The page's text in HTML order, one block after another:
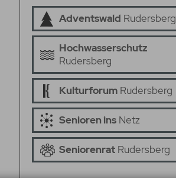
Adventswald Rudersberg
Hochwasserschutz
Rudersberg
Kulturforum Rudersberg
Senioren ins Netz
Seniorenrat Rudersberg